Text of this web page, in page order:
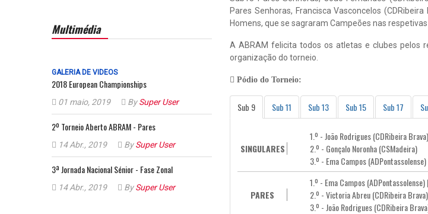
Multimédia
GALERIA DE VIDEOS
2018 European Championships
01 maio, 2019 BySuper User
2º Torneio Aberto ABRAM - Pares
14 Abr., 2019 BySuper User
3ª Jornada Nacional Sénior - Fase Zonal
14 Abr., 2019 BySuper User
Pares Senhoras, Francisca Vasconcelos
Homens, que se sagraram Campeões nas
A ABRAM felicita todos os atletas e clubes pelos
organização do torneio.
Pódio do Torneio:
Sub 9 Sub 11 Sub 13 Sub 15 Sub 17
SINGULARES
1.º - João Rodrigues (CDRibeira Brava)
2.º - Gonçalo Noronha (CSMadeira)
3.º - Ema Campos (ADPontassolense)
PARES
1.º - Ema Campos
2.º - Victoria Abreu (CDRibeira
3.º - João Rodrigues (CDRibeira